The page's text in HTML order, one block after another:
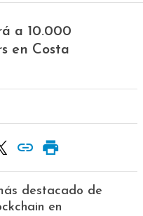
a 10.000
en Costa
destacado de
en